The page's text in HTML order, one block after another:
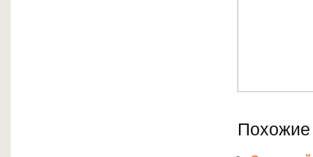
Похожие